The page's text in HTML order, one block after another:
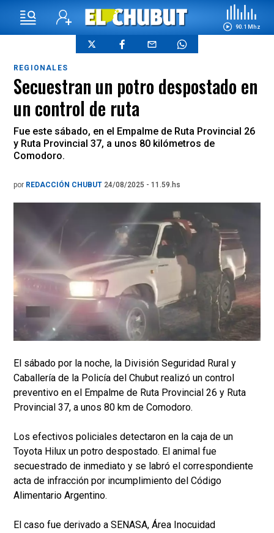
90.1 Mhz
REGIONALES
Secuestran un potro despostado en
un control de ruta
Fue este sábado, en el Empalme de Ruta Provincial 26
y Ruta Provincial 37, a unos 80 kilómetros de
Comodoro.
por REDACCIÓN CHUBUT 24/08/2025 - 11.59.hs
El sábado por la noche, la División Seguridad Rural y
Caballería de la Policía del Chubut realizó un control
preventivo en el Empalme de Ruta Provincial 26 y Ruta
Provincial 37, a unos 80 km de Comodoro.
Los efectivos policiales detectaron en la caja de un
Toyota Hilux un potro despostado. El animal fue
secuestrado de inmediato y se labró el correspondiente
acta de infracción por incumplimiento del Código
Alimentario Argentino.
El caso fue derivado a SENASA, Área Inocuidad